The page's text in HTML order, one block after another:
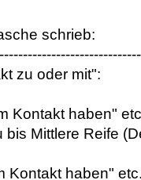
schrieb:
zu oder mit":
Kontakt haben"
bis Mittlere Reife
Kontakt haben"